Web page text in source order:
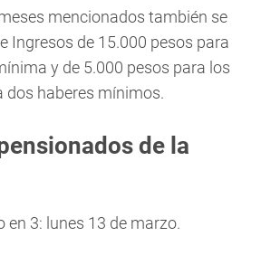
mencionados también se
Ingresos de 15.000 pesos para
y de 5.000 pesos para los
dos haberes mínimos.
de la
en 3: lunes 13 de marzo.